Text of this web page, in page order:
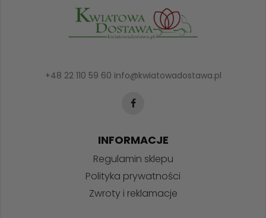
+48 22 110 59 60 info@kwiatowadostawa.pl
INFORMACJE
Regulamin sklepu
Polityka prywatności
Zwroty i reklamacje